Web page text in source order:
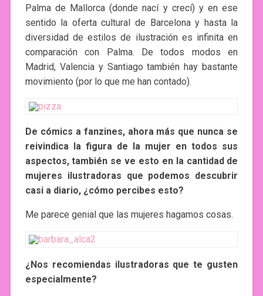
Palma de Mallorca (donde nací y crecí) y en ese
sentido la oferta cultural de Barcelona y hasta la
diversidad de estilos de ilustración es infinita en
comparación con Palma. De todos modos en
Madrid, Valencia y Santiago también hay bastante
movimiento (por lo que me han contado).
De cómics a fanzines, ahora más que nunca se
reivindica la figura de la mujer en todos sus
aspectos, también se ve esto en la cantidad de
mujeres ilustradoras que podemos descubrir
casi a diario, ¿cómo percibes esto?
Me parece genial que las mujeres hagamos cosas.
¿Nos recomiendas ilustradoras que te gusten
especialmente?